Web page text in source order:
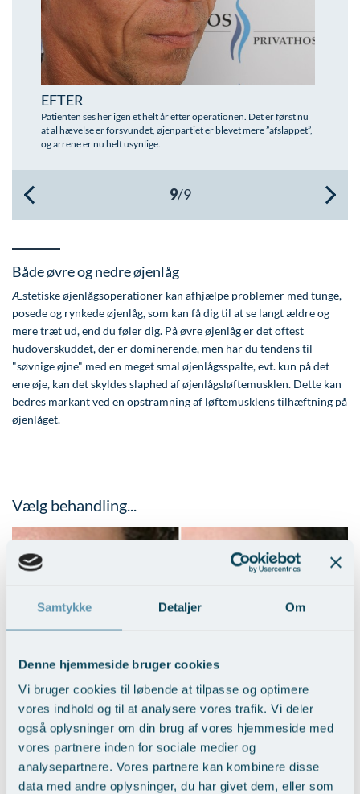
Samtykke Detaljer Om
Denne hjemmeside bruger cookies
Vi bruger cookies til løbende at tilpasse og optimere
vores indhold og til at analysere vores trafik. Vi deler
også oplysninger om din brug af vores hjemmeside med
vores partnere inden for sociale medier og
analysepartnere. Vores partnere kan kombinere disse
data med andre oplysninger, du har givet dem, eller som
Øre-næse-hals
EFTER
Patienten ses her igen et helt år efter operationen. Det er først nu
at al hævelse er forsvundet, øjenpartiet er blevet mere ”afslappet”,
og arrene er nu helt usynlige.
Både øvre og nedre øjenlåg
Æstetiske øjenlågsoperationer kan afhjælpe problemer med tunge,
posede og rynkede øjenlåg, som kan få dig til at se langt ældre og
mere træt ud, end du føler dig. På øvre øjenlåg er det oftest
hudoverskuddet, der er dominerende, men har du tendens til
"søvnige øjne" med en meget smal øjenlågsspalte, evt. kun på det
ene øje, kan det skyldes slaphed af øjenlågsløftemusklen. Dette kan
bedres markant ved en opstramning af løftemusklens tilhæftning på
øjenlåget.
Vælg behandling...
Hudoverskud på øvre øjenlåg
Vis behandlingseksempler>